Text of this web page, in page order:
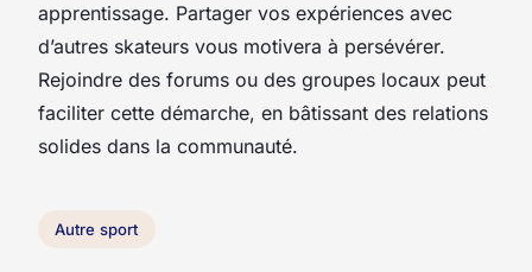
apprentissage. Partager vos expériences avec
d’autres skateurs vous motivera à persévérer.
Rejoindre des forums ou des groupes locaux peut
faciliter cette démarche, en bâtissant des relations
solides dans la communauté.
Autre sport